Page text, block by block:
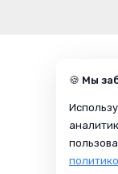
🍪 Мы